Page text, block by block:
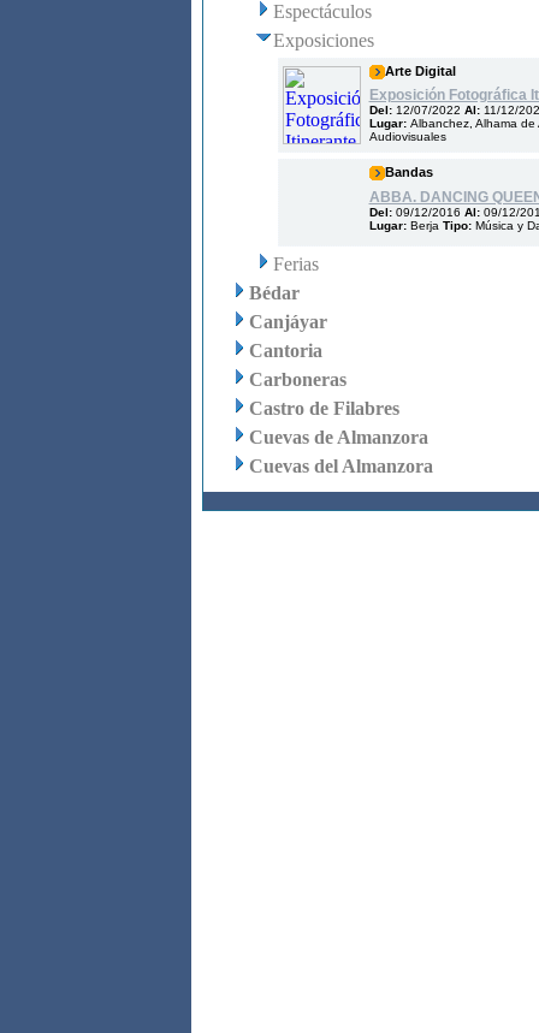
Espectáculos
Exposiciones
Arte Digital
Exposición Fotográfica
Del: 12/07/2022 Al: 11/12/
Lugar: Albanchez, Alhama
Audiovisuales
Bandas
ABBA. DANCING
Del: 09/12/2016 Al: 09/12/
Lugar: Berja Tipo: Música y
Ferias
Bédar
Canjáyar
Cantoria
Carboneras
Castro de Filabres
Cuevas de Almanzora
Cuevas del Almanzora